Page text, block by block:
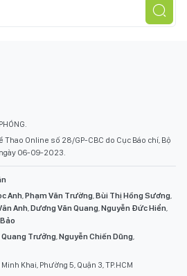
Online số 28/GP-CBC do Cục Báo chí, Bộ
06-09-2023.
Anh,Phạm Văn Trường,Bùi Thị Hồng Sương,
Anh,Dương Văn Quang,Nguyễn Đức Hiển,
Quang Trưởng,Nguyễn Chiến Dũng,
Khai, Phường 5, Quận 3, TP.HCM